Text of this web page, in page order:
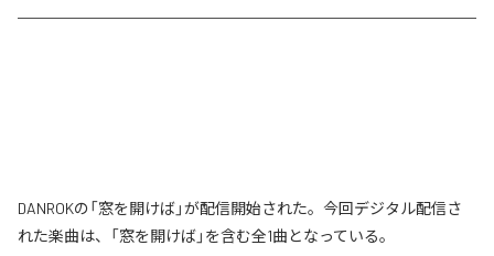
DANROKの「窓を開けば」が配信開始された。今回デジタル配信さ
れた楽曲は、「窓を開けば」を含む全1曲となっている。